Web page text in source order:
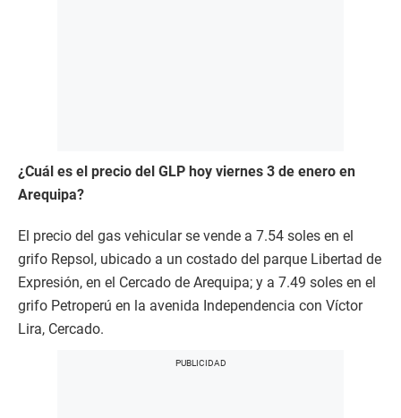
¿Cuál es el precio del GLP hoy viernes 3 de enero en
Arequipa?
El precio del gas vehicular se vende a 7.54 soles en el
grifo Repsol, ubicado a un costado del parque Libertad de
Expresión, en el Cercado de Arequipa; y a 7.49 soles en el
grifo Petroperú en la avenida Independencia con Víctor
Lira, Cercado.